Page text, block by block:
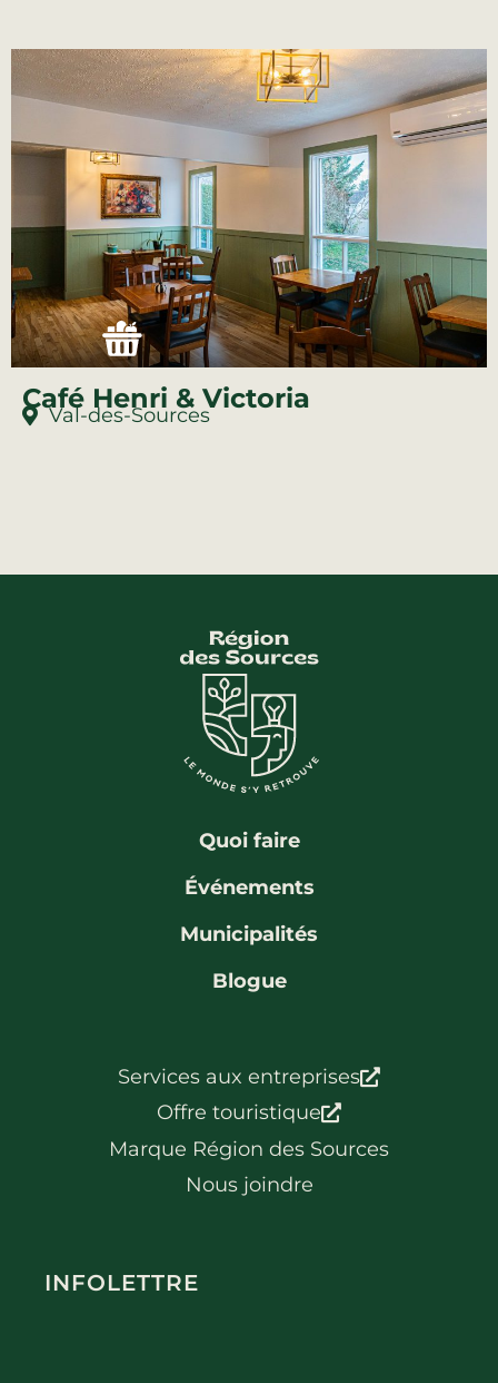
Café Henri & Victoria
Val-des-Sources
Quoi faire
Événements
Municipalités
Blogue
Services aux entreprises
Offre touristique
Marque Région des Sources
Nous joindre
INFOLETTRE